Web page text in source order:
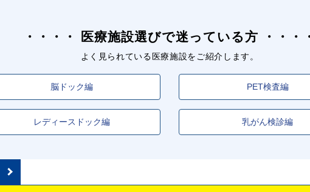
医療施設選びで迷っている方
よく見られている医療施設をご紹介します。
脳ドック編 PET検査編
レディースドック編 乳がん検診編